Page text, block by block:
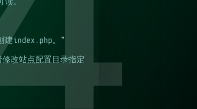
index.php。 "
改站点配置目录指定